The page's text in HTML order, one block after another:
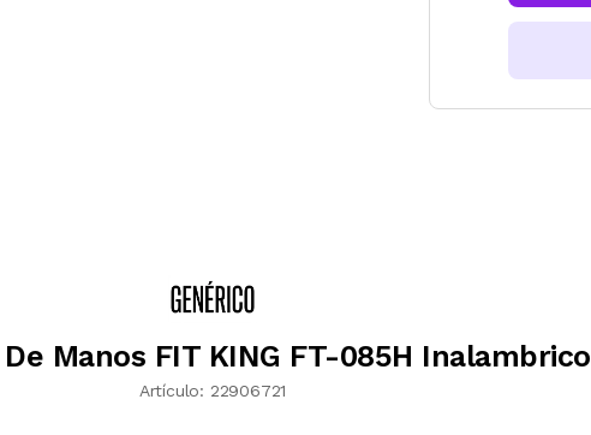
Manos FIT KING FT-085H Inalambrico
Artículo: 22906721